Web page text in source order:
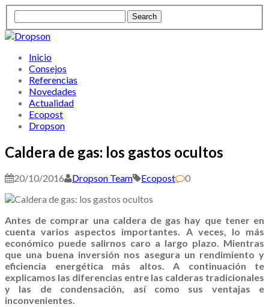
Inicio
Consejos
Referencias
Novedades
Actualidad
Ecopost
Dropson
Caldera de gas: los gastos ocultos
20/10/2016 Dropson Team Ecopost 0
Antes de comprar una caldera de gas hay que tener en
cuenta varios aspectos importantes. A veces, lo más
económico puede salirnos caro a largo plazo. Mientras
que una buena inversión nos asegura un rendimiento y
eficiencia energética más altos. A continuación te
explicamos las diferencias entre las calderas tradicionales
y las de condensación, así como sus ventajas e
inconvenientes.